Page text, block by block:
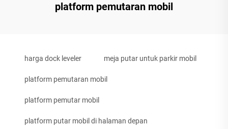
platform pemutaran mobil
harga dock leveler meja putar untuk parkir mobil
platform pemutaran mobil
platform pemutar mobil
platform putar mobil di halaman depan